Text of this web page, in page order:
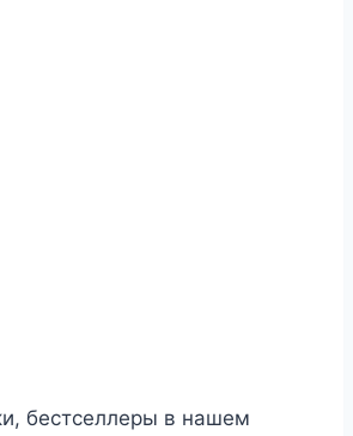
бестселлеры в нашем